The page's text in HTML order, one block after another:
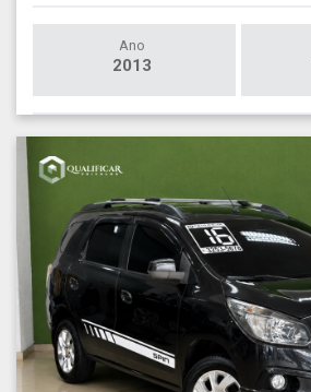
Ano
2013